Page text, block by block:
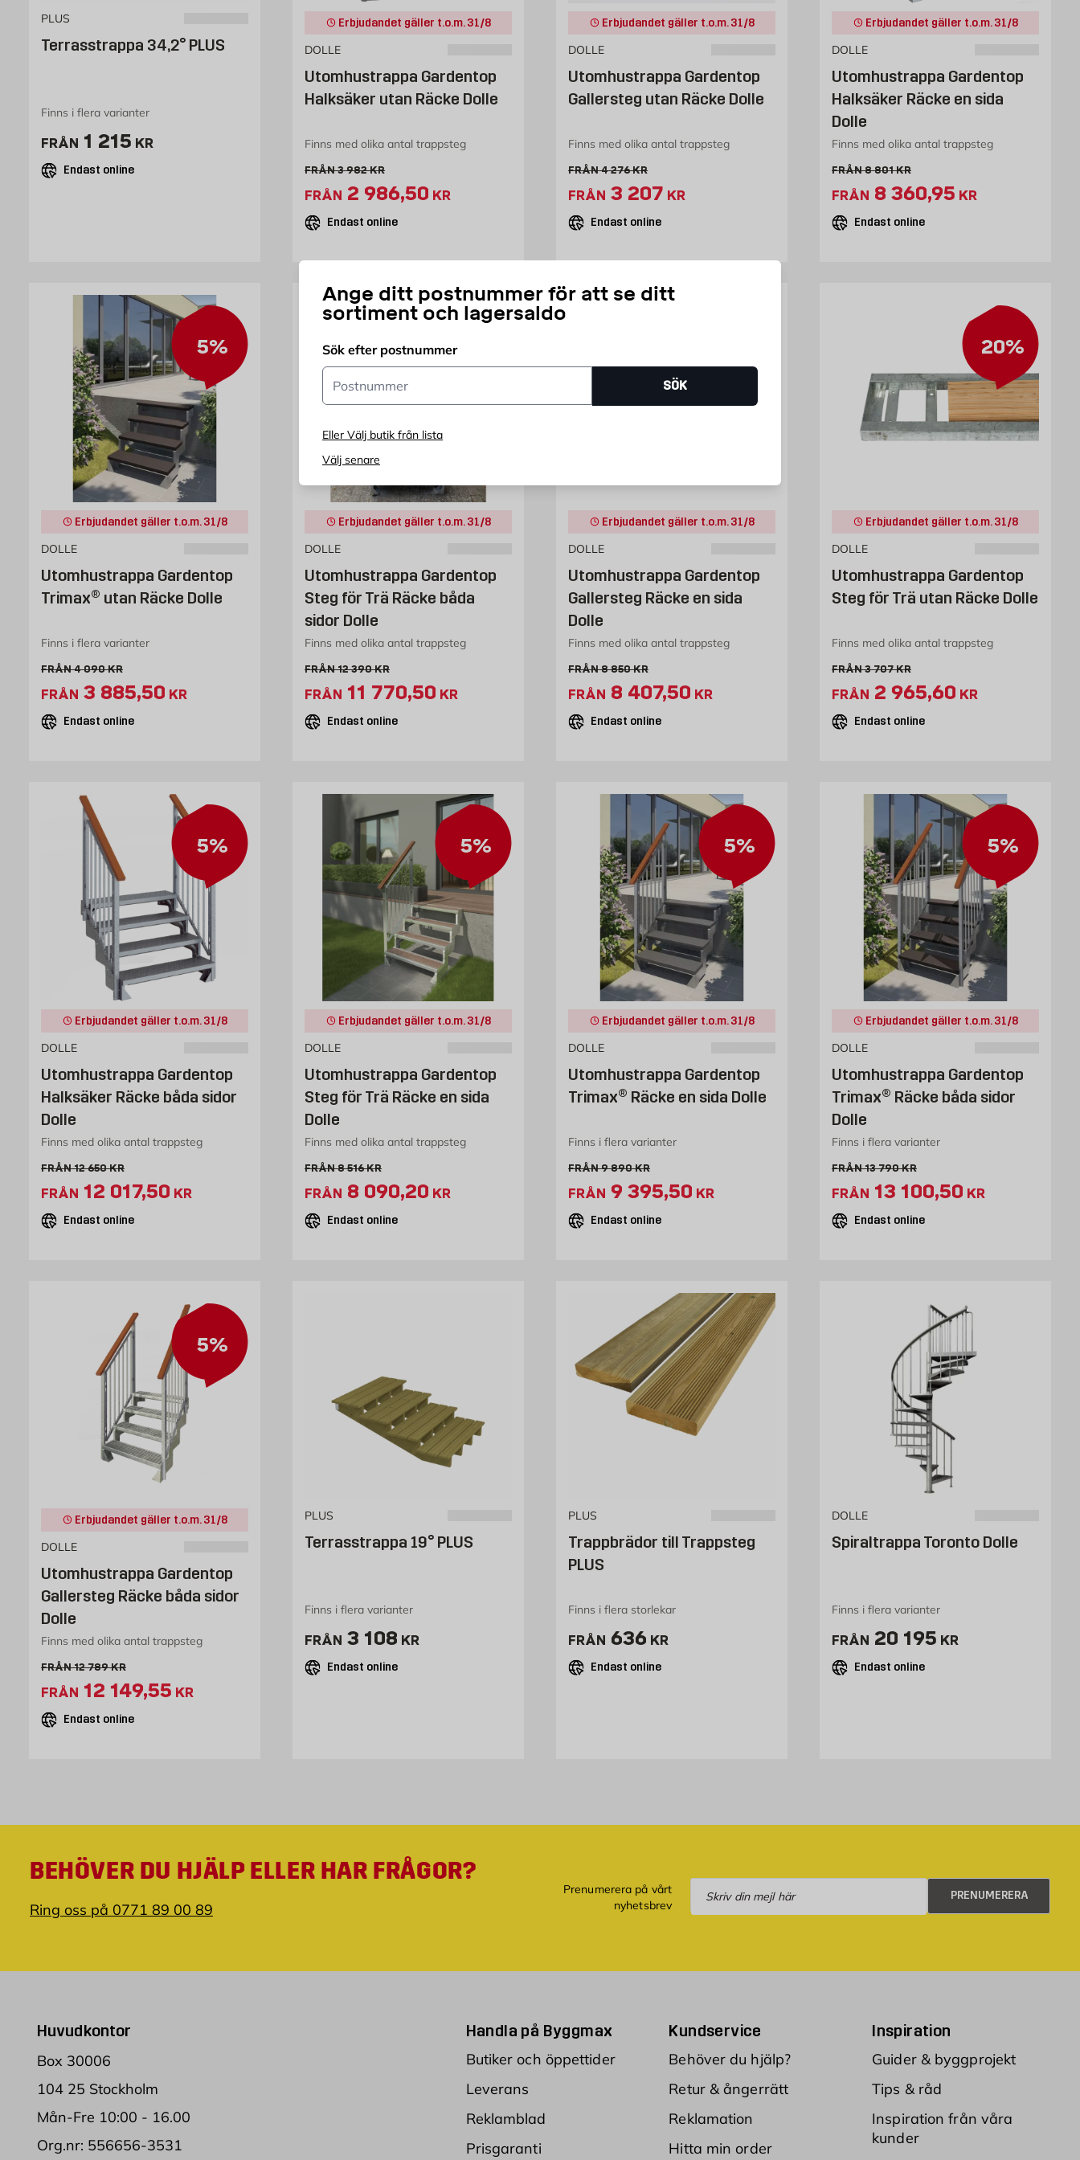
Ange ditt postnummer för att se ditt
sortiment och lagersaldo
Sök efter postnummer
Postnummer
SÖK
Eller Välj butik från lista
Välj senare
PLUS
Terrasstrappa 34,2° PLUS
Finns i flera varianter
FRÅN Pris 1215 kr
1 215 KR
Endast online
Erbjudandet gäller t.o.m. 31/8
DOLLE
Utomhustrappa Gardentop
Halksäker utan Räcke Dolle
Finns med olika antal trappsteg
FRÅNGammalt pris 3982 kr
3 982KR
FRÅN Extrapris 2986.5 kr
2 986,50 KR
Endast online
Erbjudandet gäller t.o.m. 31/8
DOLLE
Utomhustrappa Gardentop
Gallersteg utan Räcke Dolle
Finns med olika antal trappsteg
FRÅNGammalt pris 4276 kr
4 276KR
FRÅN Extrapris 3207 kr
3 207 KR
Endast online
Erbjudandet gäller t.o.m. 31/8
DOLLE
Utomhustrappa Gardentop
Halksäker Räcke en sida
Dolle
Finns med olika antal trappsteg
FRÅNGammalt pris 8801 kr
8 801KR
FRÅN Extrapris 8360.95 kr
8 360,95 KR
Endast online
5%
Erbjudandet gäller t.o.m. 31/8
DOLLE
Utomhustrappa Gardentop
Trimax® utan Räcke Dolle
Finns i flera varianter
FRÅNGammalt pris 4090 kr
4 090KR
FRÅN Extrapris 3885.5 kr
3 885,50 KR
Endast online
Erbjudandet gäller t.o.m. 31/8
DOLLE
Utomhustrappa Gardentop
Steg för Trä Räcke båda
sidor Dolle
Finns med olika antal trappsteg
FRÅNGammalt pris 12390 kr
12 390KR
FRÅN Extrapris 11770.5 kr
11 770,50 KR
Endast online
Erbjudandet gäller t.o.m. 31/8
DOLLE
Utomhustrappa Gardentop
Gallersteg Räcke en sida
Dolle
Finns med olika antal trappsteg
FRÅNGammalt pris 8850 kr
8 850KR
FRÅN Extrapris 8407.5 kr
8 407,50 KR
Endast online
20%
Erbjudandet gäller t.o.m. 31/8
DOLLE
Utomhustrappa Gardentop
Steg för Trä utan Räcke Dolle
Finns med olika antal trappsteg
FRÅNGammalt pris 3707 kr
3 707KR
FRÅN Extrapris 2965.6 kr
2 965,60 KR
Endast online
5%
Erbjudandet gäller t.o.m. 31/8
DOLLE
Utomhustrappa Gardentop
Halksäker Räcke båda sidor
Dolle
Finns med olika antal trappsteg
FRÅNGammalt pris 12650 kr
12 650KR
FRÅN Extrapris 12017.5 kr
12 017,50 KR
Endast online
5%
Erbjudandet gäller t.o.m. 31/8
DOLLE
Utomhustrappa Gardentop
Steg för Trä Räcke en sida
Dolle
Finns med olika antal trappsteg
FRÅNGammalt pris 8516 kr
8 516KR
FRÅN Extrapris 8090.2 kr
8 090,20 KR
Endast online
5%
Erbjudandet gäller t.o.m. 31/8
DOLLE
Utomhustrappa Gardentop
Trimax® Räcke en sida Dolle
Finns i flera varianter
FRÅNGammalt pris 9890 kr
9 890KR
FRÅN Extrapris 9395.5 kr
9 395,50 KR
Endast online
5%
Erbjudandet gäller t.o.m. 31/8
DOLLE
Utomhustrappa Gardentop
Trimax® Räcke båda sidor
Dolle
Finns i flera varianter
FRÅNGammalt pris 13790 kr
13 790KR
FRÅN Extrapris 13100.5 kr
13 100,50 KR
Endast online
5%
Erbjudandet gäller t.o.m. 31/8
DOLLE
Utomhustrappa Gardentop
Gallersteg Räcke båda sidor
Dolle
Finns med olika antal trappsteg
FRÅNGammalt pris 12789 kr
12 789KR
FRÅN Extrapris 12149.55 kr
12 149,55 KR
Endast online
PLUS
Terrasstrappa 19° PLUS
Finns i flera varianter
FRÅN Pris 3108 kr
3 108 KR
Endast online
PLUS
Trappbrädor till Trappsteg
PLUS
Finns i flera storlekar
FRÅN Pris 636 kr
636 KR
Endast online
DOLLE
Spiraltrappa Toronto Dolle
Finns i flera varianter
FRÅN Pris 20195 kr
20 195 KR
Endast online
BEHÖVER DU HJÄLP ELLER HAR FRÅGOR?
Ring oss på 0771 89 00 89
Prenumerera på vårt
nyhetsbrev
Prenumerera
PRENUMERERA
Huvudkontor
Box 30006
104 25 Stockholm
Mån-Fre 10:00 - 16.00
Org.nr: 556656-3531
Handla på Byggmax
Butiker och öppettider
Leverans
Reklamblad
Prisgaranti
Kundservice
Behöver du hjälp?
Retur & ångerrätt
Reklamation
Hitta min order
Inspiration
Guider & byggprojekt
Tips & råd
Inspiration från våra
kunder